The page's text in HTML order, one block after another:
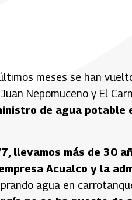
meses se han
Nepomuceno y El
de agua potable
llevamos más de 30
Acualco y la
agua en